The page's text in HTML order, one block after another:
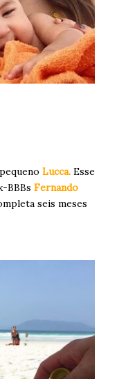
Lucca. Esse
BBBs Fernando
seis meses